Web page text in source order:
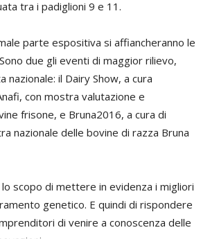
tra i padiglioni 9 e 11.
parte espositiva si affiancheranno le
due gli eventi di maggior rilievo,
il Dairy Show, a cura
con mostra valutazione e
frisone, e Bruna2016, a cura di
nazionale delle bovine di razza Bruna
scopo di mettere in evidenza i migliori
genetico. E quindi di rispondere
di venire a conoscenza delle